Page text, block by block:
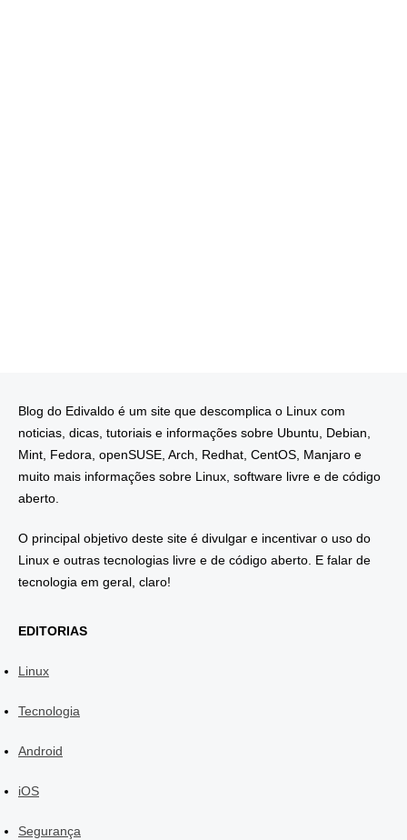
Blog do Edivaldo é um site que descomplica o Linux com
noticias, dicas, tutoriais e informações sobre Ubuntu, Debian,
Mint, Fedora, openSUSE, Arch, Redhat, CentOS, Manjaro e
muito mais informações sobre Linux, software livre e de código
aberto.
O principal objetivo deste site é divulgar e incentivar o uso do
Linux e outras tecnologias livre e de código aberto. E falar de
tecnologia em geral, claro!
EDITORIAS
Linux
Tecnologia
Android
iOS
Segurança